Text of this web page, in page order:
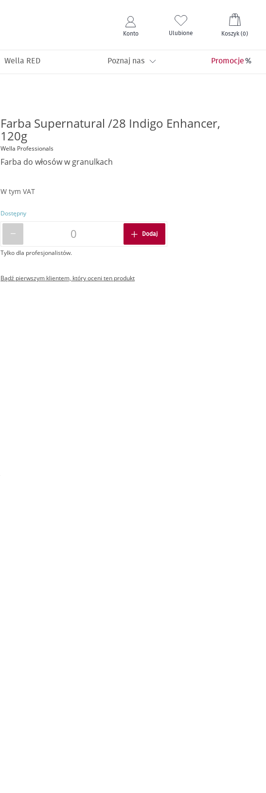
Konto Ulubione Koszyk (0)
Wella RED Poznaj nas Promocje
Farba Supernatural /28 Indigo Enhancer,
120g
Wella Professionals
Farba do włosów w granulkach
W tym VAT
Dostępny
Dodaj
Tylko dla profesjonalistów.
Bądź pierwszym klientem, który oceni ten produkt